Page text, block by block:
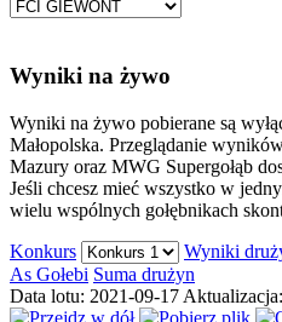
Wyniki na żywo
Wyniki na żywo pobierane są
Małopolska. Przeglądanie
Mazury oraz MWG Supergołąb
Jeśli chcesz mieć wszystko w
wielu wspólnych gołębnikach
Konkurs
Wyniki
As Gołebi Suma drużyn
Data lotu: 2021-09-17